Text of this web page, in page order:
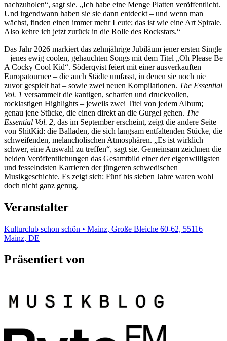
nachzuholen“, sagt sie. „Ich habe eine Menge Platten veröffentlicht.
Und irgendwann haben sie sie dann entdeckt – und wenn man
wächst, finden einen immer mehr Leute; das ist wie eine Art Spirale.
Also kehre ich jetzt zurück in die Rolle des Rockstars.“
Das Jahr 2026 markiert das zehnjährige Jubiläum jener ersten Single
– jenes ewig coolen, gehauchten Songs mit dem Titel „Oh Please Be
A Cocky Cool Kid“. Söderqvist feiert mit einer ausverkauften
Europatournee – die auch Städte umfasst, in denen sie noch nie
zuvor gespielt hat – sowie zwei neuen Kompilationen. The Essential
Vol. 1 versammelt die kantigen, scharfen und druckvollen,
rocklastigen Highlights – jeweils zwei Titel von jedem Album;
genau jene Stücke, die einen direkt an die Gurgel gehen. The
Essential Vol. 2, das im September erscheint, zeigt die andere Seite
von ShitKid: die Balladen, die sich langsam entfaltenden Stücke, die
schweifenden, melancholischen Atmosphären. „Es ist wirklich
schwer, eine Auswahl zu treffen“, sagt sie. Gemeinsam zeichnen die
beiden Veröffentlichungen das Gesamtbild einer der eigenwilligsten
und fesselndsten Karrieren der jüngeren schwedischen
Musikgeschichte. Es zeigt sich: Fünf bis sieben Jahre waren wohl
doch nicht ganz genug.
Veranstalter
Kulturclub schon schön • Mainz, Große Bleiche 60-62, 55116
Mainz, DE
Präsentiert von